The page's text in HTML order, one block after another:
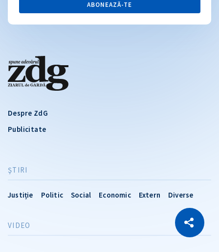
Copiază Link
Despre ZdG
Publicitate
ŞTIRI
Justiție Politic Social Economic Extern Diverse
VIDEO
ABONEAZĂ-TE